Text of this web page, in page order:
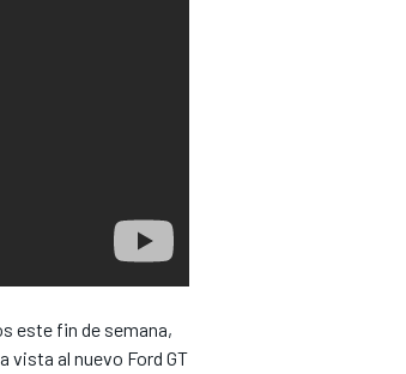
este fin de semana,
vista al nuevo Ford GT